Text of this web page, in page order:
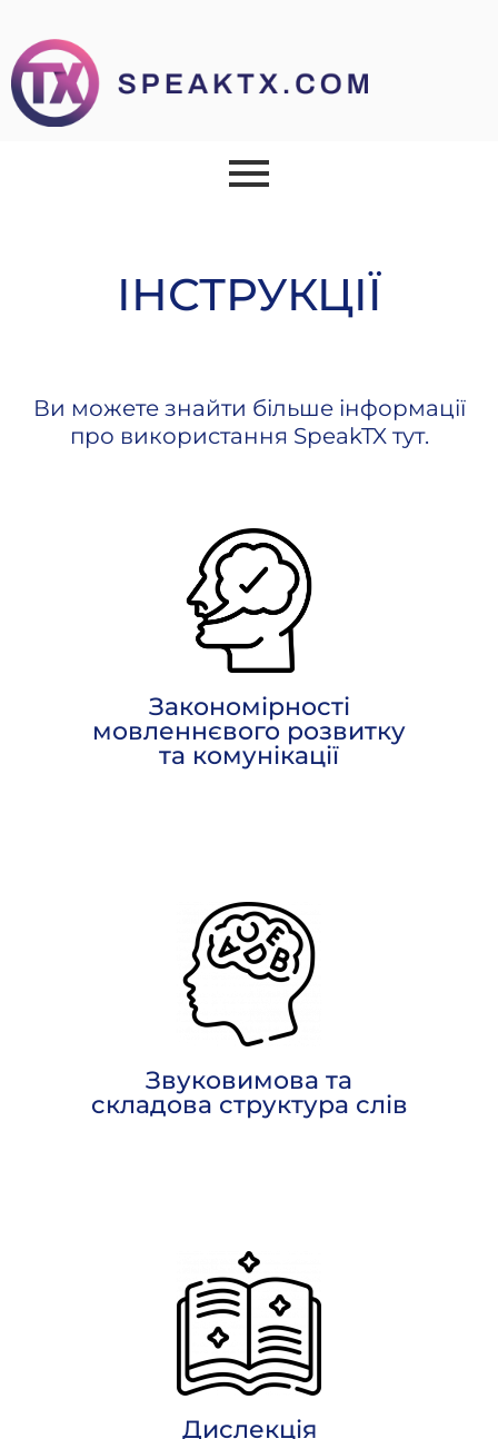
ІНСТРУКЦІЇ
Ви можете знайти більше інформації
про використання SpeakTX тут.
Закономірності
мовленнєвого розвитку
та комунікації
Звуковимова та
cкладова структура слів
Дислекція​